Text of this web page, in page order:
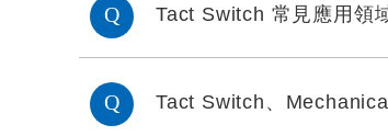
Tact Switch 常見應用領
Tact Switch、